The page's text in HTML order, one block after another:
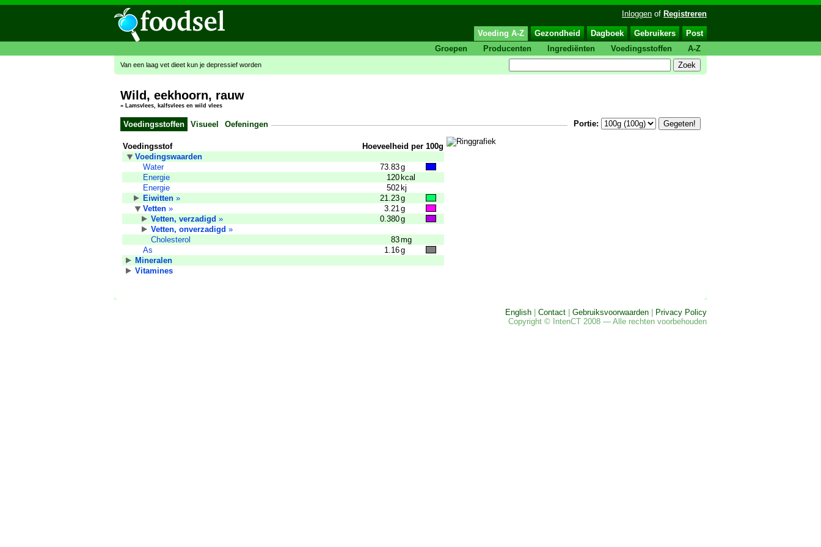
Inloggen of Registreren
Voeding A-Z Gezondheid Dagboek Gebruikers
Post
Groepen
Producenten Ingrediënten Voedingsstoffen A-Z
Van een laag vet dieet kun je depressief worden
Wild, eekhoorn, rauw
» Lamsvlees, kalfsvlees en wild vlees
Voedingsstoffen Visueel Oefeningen Portie:
Voedingsstof
Hoeveelheid per 100g
Voedingswaarden
Water
73.83g
Energie
120 kcal
Energie
502 kj
Eiwitten » 21.23g
Vetten » 3.21 g
Vetten, verzadigd » 0.380g
Vetten, onverzadigd »
Cholesterol
83mg
As
1.16g
Mineralen
Vitamines
English Contact Gebruiksvoorwaarden
Privacy Policy
Copyright © IntenCT 2008 — Alle rechten voorbehouden